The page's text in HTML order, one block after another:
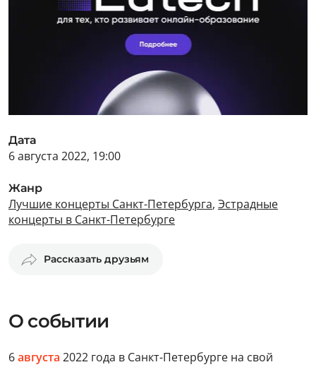
Дата
6 августа 2022, 19:00
Жанр
Лучшие концерты Санкт-Петербурга, Эстрадные
концерты в Санкт-Петербурге
Рассказать друзьям
О событии
6августа 2022 года в Санкт-Петербурге на свой